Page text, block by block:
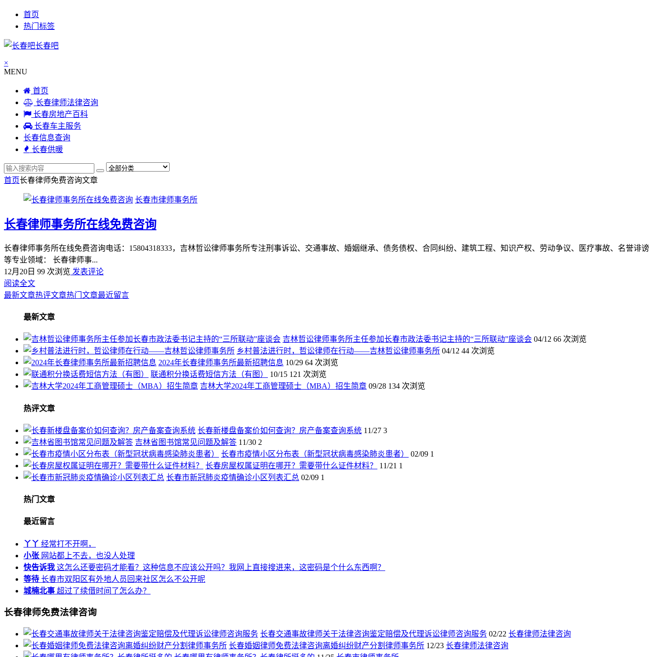
首页
热门标签
长春吧
×
MENU
首页
长春律师法律咨询
长春房地产百科
长春车主服务
长春信息查询
长春供暖
首页长春律师免费咨询文章
长春市律师事务所
长春律师事务所在线免费咨询
长春律师事务所在线免费咨询电话：15804318333，吉林哲讼律师事务所专注刑事诉讼、交通事故、婚姻继承、债务债权、合同纠纷、建筑工程、知识产权、劳动争议、医疗事故、名誉诽谤
等专业领域： 长春律师事...
12月20日 99 次浏览 发表评论
阅读全文
最新文章热评文章热门文章最近留言
最新文章
吉林哲讼律师事务所主任参加长春市政法委书记主持的“三所联动”座谈会 04/12 66 次浏览
乡村普法进行时，哲讼律师在行动——吉林哲讼律师事务所 04/12 44 次浏览
2024年长春律师事务所最新招聘信息 10/29 64 次浏览
联通积分换话费短信方法（有图）
10/15 121 次浏览
吉林大学2024年工商管理硕士（MBA）招生简章 09/28 134 次浏览
热评文章
长春新楼盘备案价如何查询？房产备案查询系统 11/27 3
吉林省图书馆常见问题及解答 11/30 2
长春市疫情小区分布表（新型冠状病毒感染肺炎患者）
02/09 1
长春房屋权属证明在哪开？需要带什么证件材料？
11/21 1
长春市新冠肺炎疫情确诊小区列表汇总 02/09 1
热门文章
最近留言
丫丫 经常打不开啊，
小张 网站都上不去，也没人处理
快告诉我 这怎么还要密码才能看？这种信息不应该公开吗？我网上直接搜进来，这密码是个什么东西啊？
等待 长春市双阳区有外地人员回来社区怎么不公开呢
城楠北事 超过了续借时间了怎么办？
长春律师免费法律咨询
长春交通事故律师关于法律咨询鉴定赔偿及代理诉讼律师咨询服务 02/22 长春律师法律咨询
长春婚姻律师免费法律咨询离婚纠纷财产分割律师事务所 12/23 长春律师法律咨询